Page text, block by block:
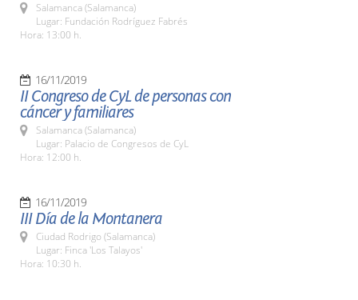
Salamanca (Salamanca)
Lugar: Fundación Rodríguez Fabrés
Hora: 13:00 h.
16/11/2019
II Congreso de CyL de personas con
cáncer y familiares
Salamanca (Salamanca)
Lugar: Palacio de Congresos de CyL
Hora: 12:00 h.
16/11/2019
III Día de la Montanera
Ciudad Rodrigo (Salamanca)
Lugar: Finca 'Los Talayos'
Hora: 10:30 h.